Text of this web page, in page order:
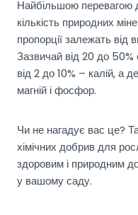
Найбільшою перевагою
кількість природних
пропорції залежать
Зазвичай від 20 до
від 2 до 10% – калій, а
магній і фосфор.
Чи не нагадує вас це?
хімічних добрив для
здоровим і природним
у вашому саду.